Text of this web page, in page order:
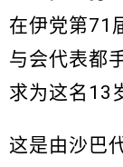
在伊党第71
与会代表都
求为这名13
这是由沙巴